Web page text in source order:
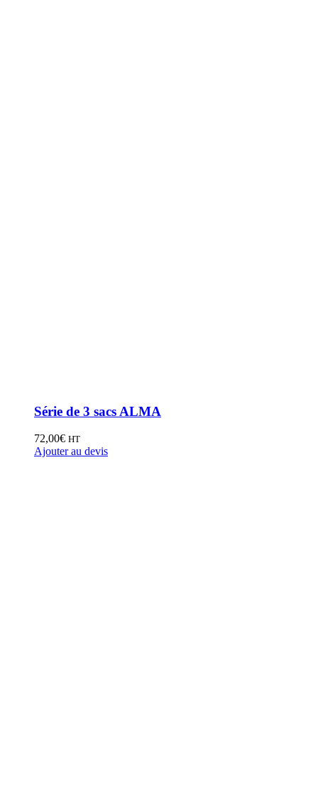
Série de 3 sacs ALMA
72,00€ HT
Ajouter au devis